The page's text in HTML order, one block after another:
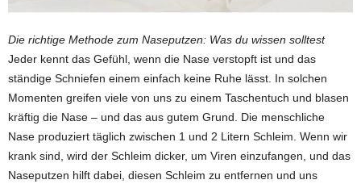
Die richtige Methode zum Naseputzen: Was du wissen solltest
Jeder kennt das Gefühl, wenn die Nase verstopft ist und das
ständige Schniefen einem einfach keine Ruhe lässt. In solchen
Momenten greifen viele von uns zu einem Taschentuch und blasen
kräftig die Nase – und das aus gutem Grund. Die menschliche
Nase produziert täglich zwischen 1 und 2 Litern Schleim. Wenn wir
krank sind, wird der Schleim dicker, um Viren einzufangen, und das
Naseputzen hilft dabei, diesen Schleim zu entfernen und uns